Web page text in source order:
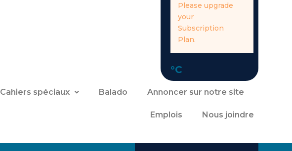
Please upgrade
your
Subscription
Plan.
°C
Cahiers spéciaux Balado Annoncer sur notre site
Emplois Nous joindre